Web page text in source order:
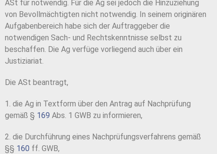
ASt für notwendig. Für die Ag sei jedoch die Hinzuziehung
von Bevollmächtigten nicht notwendig. In seinem originären
Aufgabenbereich habe sich der Auftraggeber die
notwendigen Sach- und Rechtskenntnisse selbst zu
beschaffen. Die Ag verfüge vorliegend auch über ein
Justiziariat.
Die ASt beantragt,
1. die Ag in Textform über den Antrag auf Nachprüfung
gemäß § 169 Abs. 1 GWB zu informieren,
2. die Durchführung eines Nachprüfungsverfahrens gemäß
§§ 160 ff. GWB,